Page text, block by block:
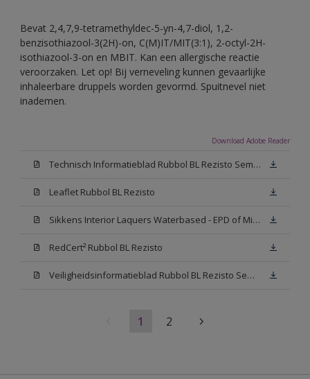
Bevat 2,4,7,9-tetramethyldec-5-yn-4,7-diol, 1,2-
benzisothiazool-3(2H)-on, C(M)IT/MIT(3:1), 2-octyl-2H-
isothiazool-3-on en MBIT. Kan een allergische reactie
veroorzaken. Let op! Bij verneveling kunnen gevaarlijke
inhaleerbare druppels worden gevormd. Spuitnevel niet
inademen.
Download Adobe Reader
Technisch Informatieblad Rubbol BL Rezisto Semi-Gloss (New Livery) (PDF)
Leaflet Rubbol BL Rezisto
Sikkens Interior Laquers Waterbased - EPD of Milieuproductverklaring
RedCert² Rubbol BL Rezisto
Veiligheidsinformatieblad Rubbol BL Rezisto Semi-Gloss N00 (MSDS)
1 2